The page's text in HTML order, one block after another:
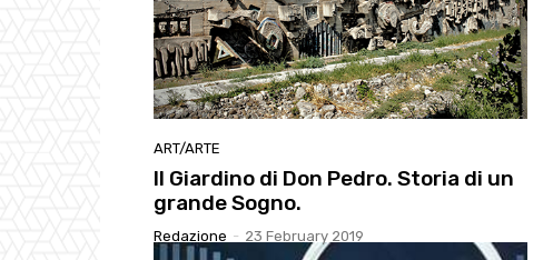
ART/ARTE
Il Giardino di Don Pedro. Storia di un
grande Sogno.
Redazione - 23 February 2019